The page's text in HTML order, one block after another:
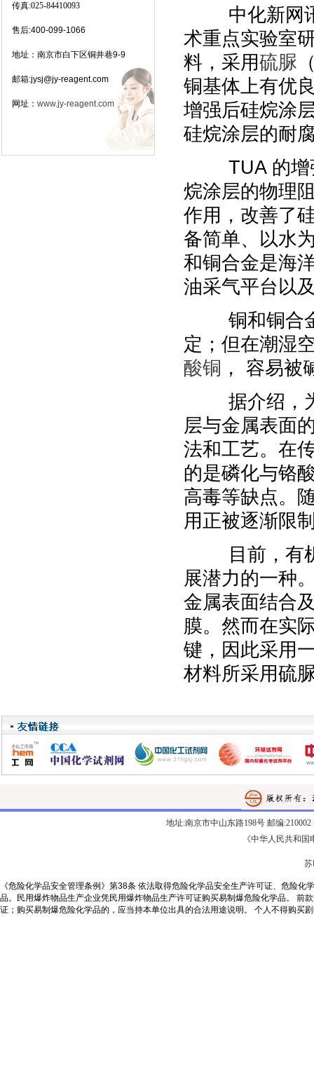
传真:025-84410093
售后:400-099-1066
地址：南京市白下区铜井巷9-9
邮箱:jysj@jy-reagent.com
网址： www.jy-reagent.com
中化新网讯
术重点实验室
料，采用硫脲
铜基体上有优
增强后硅烷涂
硅烷涂层的耐
TUA 的增强
烷涂层的物理
作用，改善了
备简单、以水
和铜合金是海
油采气平台以
铜和铜合金
定；但在潮湿
酸铜 ， 容易被
据介绍，为
层与金属表面
法和工艺。在
的是磷化与铬
高毒等缺点。
用正被逐渐限
目前，有机
展潜力的一种
金属表面结合
膜。然而在实
键，因此采用
材料所采用硫
地址:南京市中山东路198号 邮编:210002
《中华人民共和
《危险化学品安全管理条例》第38条 依法取得危险化学品安全生产许可证、危险
品。民用爆炸物品生产企业凭民用爆炸物品生产许可证购买易制爆危险化学品。 前
证；购买易制爆危险化学品的，应当持本单位出具的合法用途说明。 个人不得购买